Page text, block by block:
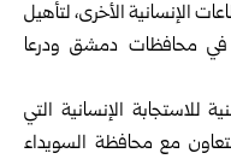
الإنسانية الأخرى، لتأهيل
في محافظات دمشق ودرعا
الإنسانية التي
مع محافظة السويداء